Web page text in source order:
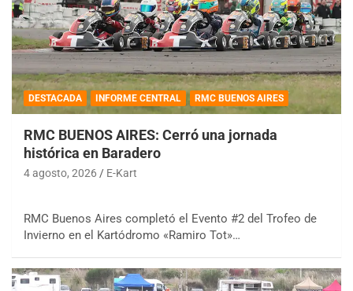
DESTACADA INFORME CENTRAL RMC BUENOS AIRES
RMC BUENOS AIRES: Cerró una jornada
histórica en Baradero
4 agosto, 2026 E-Kart
RMC Buenos Aires completó el Evento #2 del Trofeo de
Invierno en el Kartódromo «Ramiro Tot»…